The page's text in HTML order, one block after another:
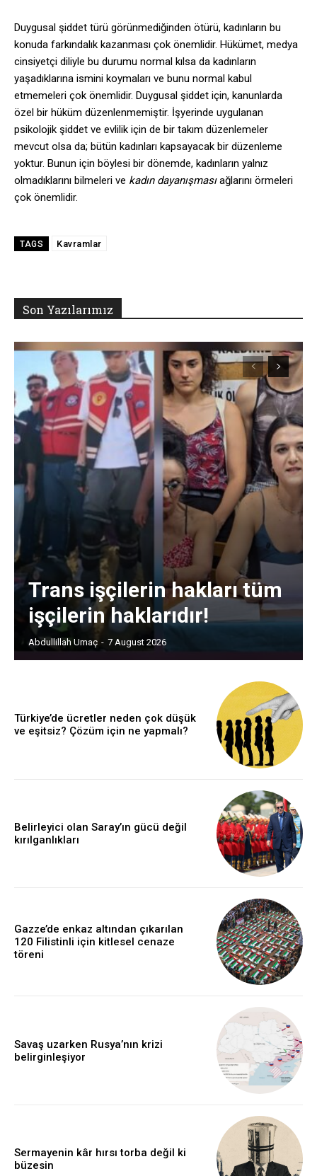
Duygusal şiddet türü görünmediğinden ötürü, kadınların bu
konuda farkındalık kazanması çok önemlidir. Hükümet, medya
cinsiyetçi diliyle bu durumu normal kılsa da kadınların
yaşadıklarına ismini koymaları ve bunu normal kabul
etmemeleri çok önemlidir. Duygusal şiddet için, kanunlarda
özel bir hüküm düzenlenmemiştir. İşyerinde uygulanan
psikolojik şiddet ve evlilik için de bir takım düzenlemeler
mevcut olsa da; bütün kadınları kapsayacak bir düzenleme
yoktur. Bunun için böylesi bir dönemde, kadınların yalnız
olmadıklarını bilmeleri ve kadın dayanışmasıağlarını örmeleri
çok önemlidir.
TAGS Kavramlar
Son Yazılarımız
Trans işçilerin hakları tüm
işçilerin haklarıdır!
Abdullillah Umaç - 7 August 2026
Türkiye’de ücretler neden çok düşük
ve eşitsiz? Çözüm için ne yapmalı?
Belirleyici olan Saray’ın gücü değil
kırılganlıkları
Gazze’de enkaz altından çıkarılan
120 Filistinli için kitlesel cenaze
töreni
Savaş uzarken Rusya’nın krizi
belirginleşiyor
Sermayenin kâr hırsı torba değil ki
büzesin